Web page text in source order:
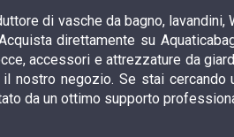
di vasche da bagno,
direttamente su
accessori e attrezzature da
nostro negozio. Se stai cercando
da un ottimo supporto